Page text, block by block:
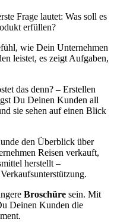
Frage lautet: Was soll es
erfüllen?
wie Dein Unternehmen
leistet, es zeigt Aufgaben,
das denn? – Erstellen
Du Deinen Kunden all
sie sehen auf einen Blick
den Überblick über
Reisen verkauft,
herstellt –
Broschüre sein. Mit
Deinen Kunden die